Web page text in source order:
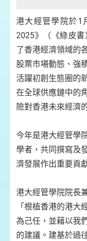
港大經管學院於1
2025》（《綠皮
了香港經濟領域的
股票市場動態、強
活躍初創生態圈的
在全球供應鏈中的
險對香港未來經濟
今年是港大經管學
學者，共同撰寫及
濟發展作出重要貢
港大經管學院院長
「根植香港的港大
為己任，並藉以我
的建議。建基於過